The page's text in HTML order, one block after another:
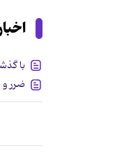
با گذشت ۶۰ روز؛ همچنان خبری از لیست
ضرر